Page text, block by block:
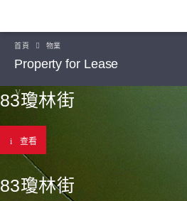
首頁 物業
Property for Lease
83瓊林街
查看
83瓊林街